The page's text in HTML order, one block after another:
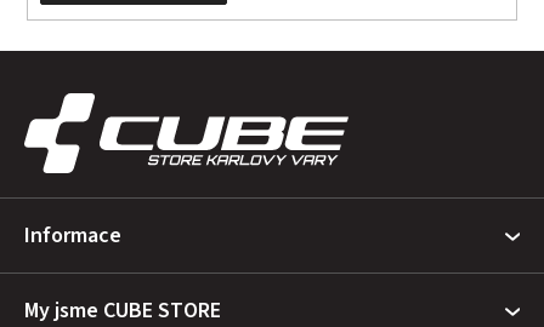
Informace
My jsme CUBE STORE